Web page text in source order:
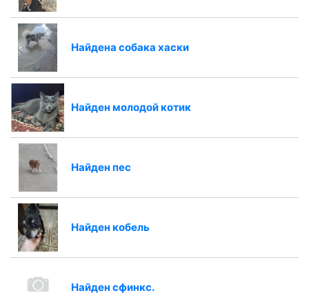
Найдена собака хаски
Найден молодой котик
Найден пес
Найден кобель
Найден сфинкс.